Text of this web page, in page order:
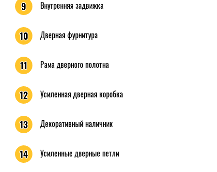
9 Внутренняя задвижка
10 Дверная фурнитура
11 Рама дверного полотна
12 Усиленная дверная коробка
13 Декоративный наличник
14 Усиленные дверные петли